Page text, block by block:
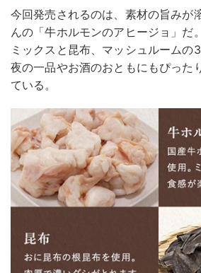
今回発売されるのは、素材の旨みが
んの「牛ホルモンのアヒージョ」だ
ミックスと昆布、マッシュルームの
夜の一品やお酒のおともにもぴった
ている。